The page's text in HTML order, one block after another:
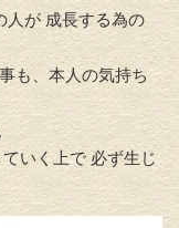
人が 成長する為の
も、 本人の気持ち
いく上で 必ず生じ